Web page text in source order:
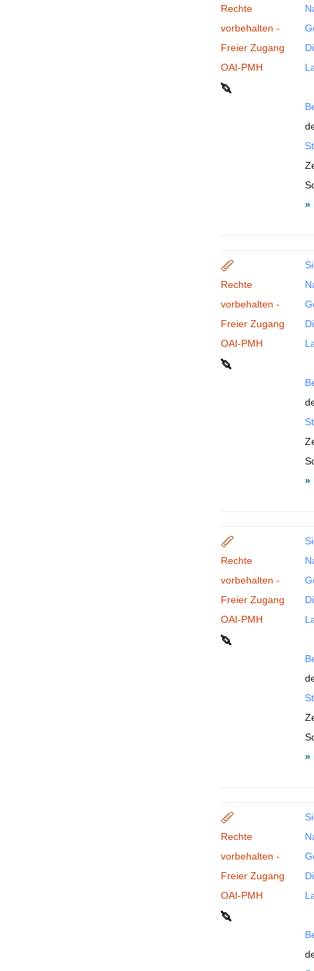
Rechte
vorbehalten -
Freier Zugang
OAI-PMH
»
Rechte
vorbehalten -
Freier Zugang
OAI-PMH
»
Rechte
vorbehalten -
Freier Zugang
OAI-PMH
»
Rechte
vorbehalten -
Freier Zugang
OAI-PMH